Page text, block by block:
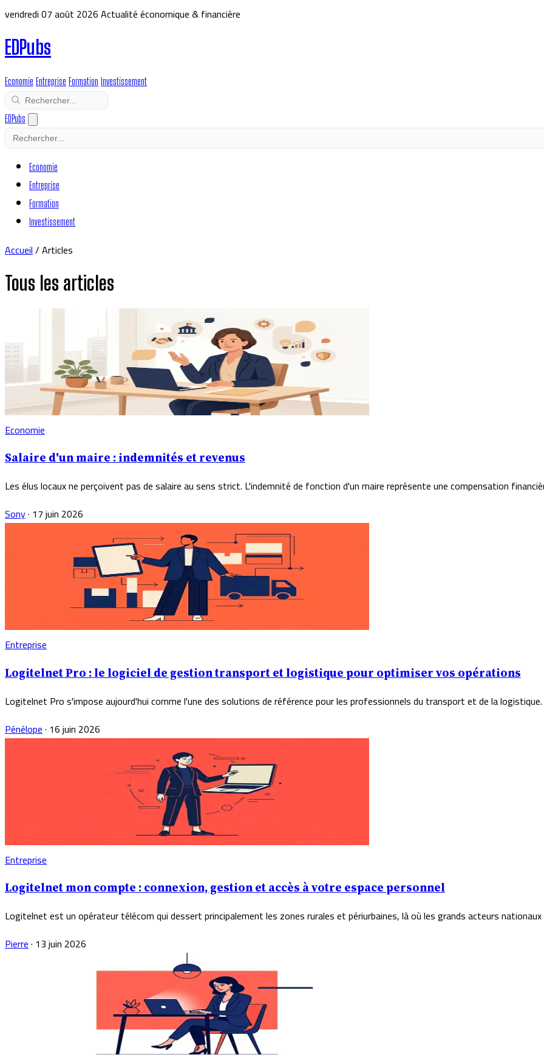
vendredi 07 août 2026Actualité économique & financière
EDPubs
Economie Entreprise Formation Investissement
EDPubs
Economie
Entreprise
Formation
Investissement
Accueil/Articles
Tous les articles
Economie
Salaire d'un maire : indemnités et revenus
Les élus locaux ne perçoivent pas de salaire au sens strict. L'indemnité de fonction d'un maire représente une compensation
Sony· 17 juin 2026
Entreprise
Logitelnet Pro : le logiciel de gestion transport et logistique pour optimiser vos opérations
Logitelnet Pro s'impose aujourd'hui comme l'une des solutions de référence pour les professionnels du transport et de la logistique.
Pénélope· 16 juin 2026
Entreprise
Logitelnet mon compte : connexion, gestion et accès à votre espace personnel
Logitelnet est un opérateur télécom qui dessert principalement les zones rurales et périurbaines, là où les grands acteurs nationaux
Pierre· 13 juin 2026